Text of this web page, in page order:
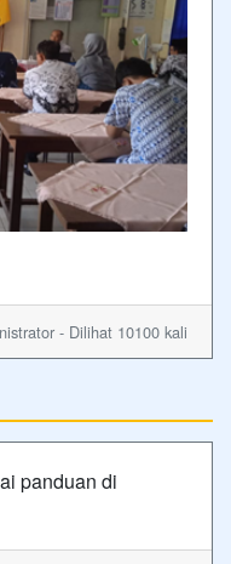
- Dilihat 10100 kali
panduan di